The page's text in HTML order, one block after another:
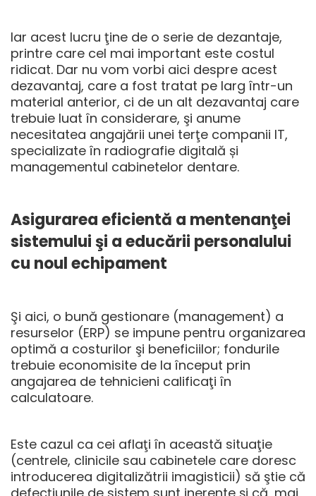
Iar acest lucru ţine de o serie de dezantaje,
printre care cel mai important este costul
ridicat. Dar nu vom vorbi aici despre acest
dezavantaj, care a fost tratat pe larg într-un
material anterior, ci de un alt dezavantaj care
trebuie luat în considerare, şi anume
necesitatea angajării unei terţe companii IT,
specializate în radiografie digitală și
managementul cabinetelor dentare.
Asigurarea eficientă a mentenanţei
sistemului şi a educării personalului
cu noul echipament
Şi aici, o bună gestionare (management) a
resurselor (ERP) se impune pentru organizarea
optimă a costurilor şi beneficiilor; fondurile
trebuie economisite de la început prin
angajarea de tehnicieni calificaţi în
calculatoare.
Este cazul ca cei aflaţi în această situaţie
(centrele, clinicile sau cabinetele care doresc
introducerea digitalizătrii imagisticii) să ştie că